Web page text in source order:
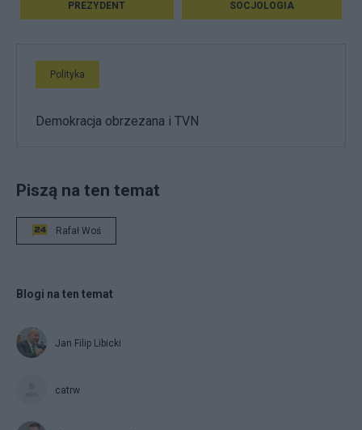
PREZYDENT SOCJOLOGIA
Polityka
Demokracja obrzezana i TVN
Piszą na ten temat
Rafał Woś
Blogi na ten temat
Jan Filip Libicki
catrw